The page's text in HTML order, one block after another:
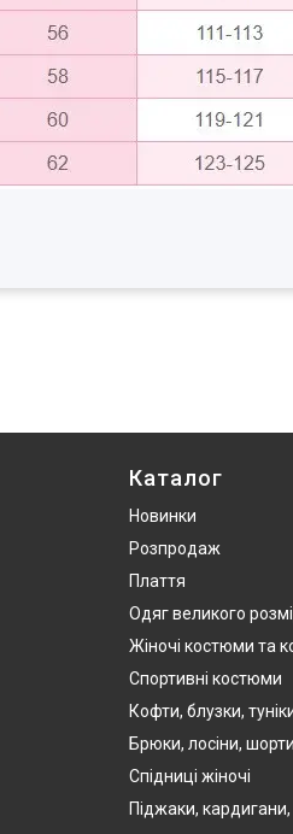
Каталог
Новинки
Розпродаж
Плаття
Одяг великого
Жіночі костюми та
Спортивні костюми
Кофти, блузки,
Брюки, лосіни, шорти
Спідниці жіночі
Піджаки,